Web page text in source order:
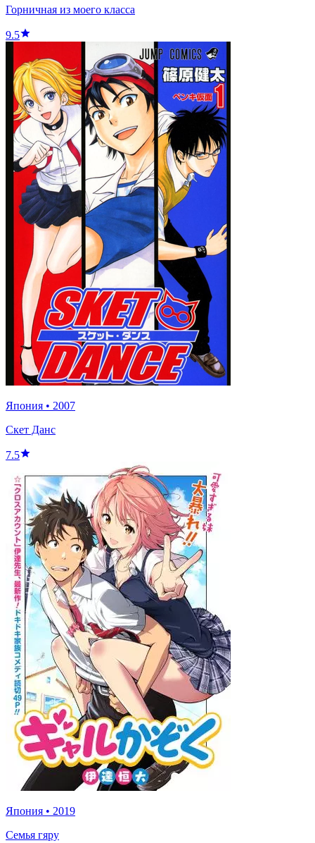
Горничная из моего класса
9.5
Япония • 2007
Скет Данс
7.5
Япония • 2019
Семья гяру